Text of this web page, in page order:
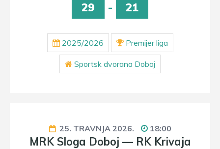
29 - 21
2025/2026 Premijer liga
Sportsk dvorana Doboj
25. TRAVNJA 2026. 18:00
MRK Sloga Doboj — RK Krivaja